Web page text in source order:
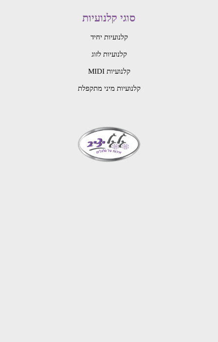
סוגי קלנועיות
קלנועיות יחיד
קלנועיות לזוג
קלנועיות MIDI
קלנועיות מיני מתקפלת